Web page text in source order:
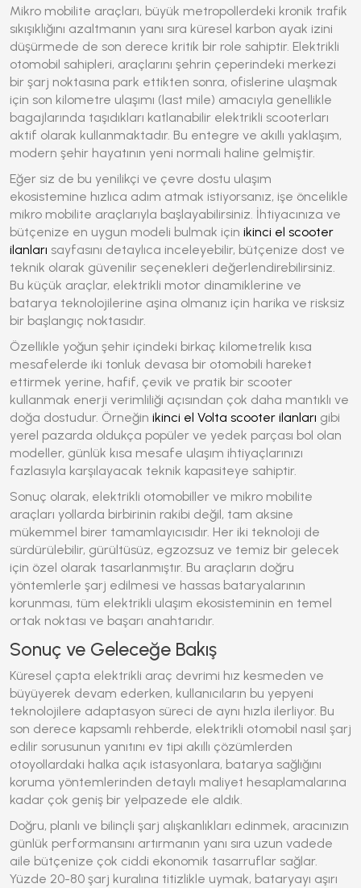
Mikro mobilite araçları, büyük metropollerdeki kronik trafik
sıkışıklığını azaltmanın yanı sıra küresel karbon ayak izini
düşürmede de son derece kritik bir role sahiptir. Elektrikli
otomobil sahipleri, araçlarını şehrin çeperindeki merkezi
bir şarj noktasına park ettikten sonra, ofislerine ulaşmak
için son kilometre ulaşımı (last mile) amacıyla genellikle
bagajlarında taşıdıkları katlanabilir elektrikli scooterları
aktif olarak kullanmaktadır. Bu entegre ve akıllı yaklaşım,
modern şehir hayatının yeni normali haline gelmiştir.
Eğer siz de bu yenilikçi ve çevre dostu ulaşım
ekosistemine hızlıca adım atmak istiyorsanız, işe öncelikle
mikro mobilite araçlarıyla başlayabilirsiniz. İhtiyacınıza ve
bütçenize en uygun modeli bulmak için ikinci el scooter
ilanları sayfasını detaylıca inceleyebilir, bütçenize dost ve
teknik olarak güvenilir seçenekleri değerlendirebilirsiniz.
Bu küçük araçlar, elektrikli motor dinamiklerine ve
batarya teknolojilerine aşina olmanız için harika ve risksiz
bir başlangıç noktasıdır.
Özellikle yoğun şehir içindeki birkaç kilometrelik kısa
mesafelerde iki tonluk devasa bir otomobili hareket
ettirmek yerine, hafif, çevik ve pratik bir scooter
kullanmak enerji verimliliği açısından çok daha mantıklı ve
doğa dostudur. Örneğin ikinci el Volta scooter ilanları gibi
yerel pazarda oldukça popüler ve yedek parçası bol olan
modeller, günlük kısa mesafe ulaşım ihtiyaçlarınızı
fazlasıyla karşılayacak teknik kapasiteye sahiptir.
Sonuç olarak, elektrikli otomobiller ve mikro mobilite
araçları yollarda birbirinin rakibi değil, tam aksine
mükemmel birer tamamlayıcısıdır. Her iki teknoloji de
sürdürülebilir, gürültüsüz, egzozsuz ve temiz bir gelecek
için özel olarak tasarlanmıştır. Bu araçların doğru
yöntemlerle şarj edilmesi ve hassas bataryalarının
korunması, tüm elektrikli ulaşım ekosisteminin en temel
ortak noktası ve başarı anahtarıdır.
Sonuç ve Geleceğe Bakış
Küresel çapta elektrikli araç devrimi hız kesmeden ve
büyüyerek devam ederken, kullanıcıların bu yepyeni
teknolojilere adaptasyon süreci de aynı hızla ilerliyor. Bu
son derece kapsamlı rehberde, elektrikli otomobil nasıl şarj
edilir sorusunun yanıtını ev tipi akıllı çözümlerden
otoyollardaki halka açık istasyonlara, batarya sağlığını
koruma yöntemlerinden detaylı maliyet hesaplamalarına
kadar çok geniş bir yelpazede ele aldık.
Doğru, planlı ve bilinçli şarj alışkanlıkları edinmek, aracınızın
günlük performansını artırmanın yanı sıra uzun vadede
aile bütçenize çok ciddi ekonomik tasarruflar sağlar.
Yüzde 20-80 şarj kuralına titizlikle uymak, bataryayı aşırı